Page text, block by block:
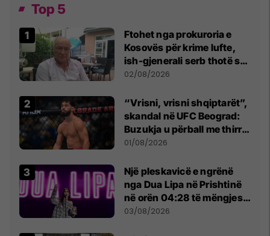
Top 5
Ftohet nga prokuroria e
Kosovës për krime lufte,
ish-gjenerali serb thotë se
dikush e tradhtoi në
02/08/2026
“Vrisni, vrisni shqiptarët”,
skandal në UFC Beograd:
Buzukja u përball me thirrje
anti-shqiptare nga
01/08/2026
Një pleskavicë e ngrënë
nga Dua Lipa në Prishtinë
në orën 04:28 të mëngjesit
- dhe bota digjitale serbe
03/08/2026